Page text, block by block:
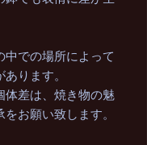
での場所によって
ります。
体差は、焼き物の魅
お願い致します。